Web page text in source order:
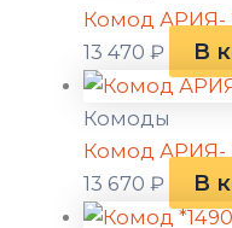
Комод АРИЯ-
13 470₽ В
Комоды
Комод АРИЯ-
13 670₽ В